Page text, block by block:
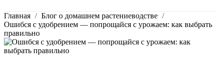
Главная
Блог о домашнем растениеводстве
Ошибся с удобрением — попрощайся с урожаем: как выбрать
правильно